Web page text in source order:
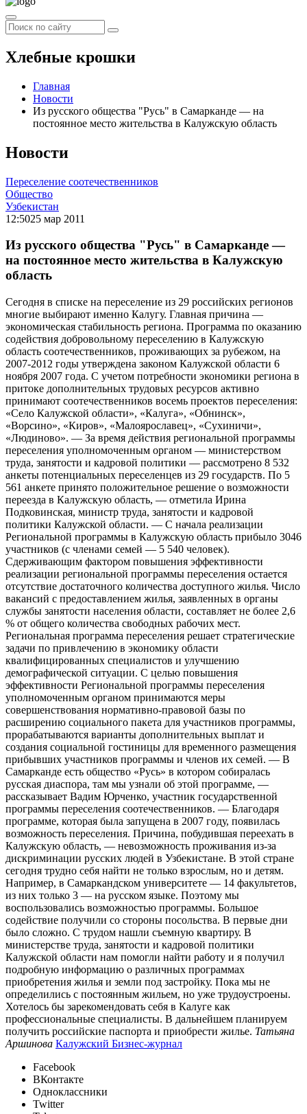
Хлебные крошки
Главная
Новости
Из русского общества "Русь" в Самарканде — на
постоянное место жительства в Калужскую область
Новости
Переселение соотечественников
Общество
Узбекистан
12:5025 мар 2011
Из русского общества "Русь" в Самарканде —
на постоянное место жительства в Калужскую
область
Сегодня в списке на переселение из 29 российских регионов
многие выбирают именно Калугу. Главная причина —
экономическая стабильность региона. Программа по оказанию
содействия добровольному переселению в Калужскую
область соотечественников, проживающих за рубежом, на
2007-2012 годы утверждена законом Калужской области 6
ноября 2007 года. С учетом потребности экономики региона в
притоке дополнительных трудовых ресурсов активно
принимают соотечественников восемь проектов переселения:
«Село Калужской области», «Калуга», «Обнинск»,
«Ворсино», «Киров», «Малоярославец», «Сухиничи»,
«Людиново». — За время действия региональной программы
переселения уполномоченным органом — министерством
труда, занятости и кадровой политики — рассмотрено 8 532
анкеты потенциальных переселенцев из 29 государств. По 5
561 анкете принято положительное решение о возможности
переезда в Калужскую область, — отметила Ирина
Подковинская, министр труда, занятости и кадровой
политики Калужской области. — С начала реализации
Региональной программы в Калужскую область прибыло 3046
участников (с членами семей — 5 540 человек).
Сдерживающим фактором повышения эффективности
реализации региональной программы переселения остается
отсутствие достаточного количества доступного жилья. Число
вакансий с предоставлением жилья, заявленных в органы
службы занятости населения области, составляет не более 2,6
% от общего количества свободных рабочих мест.
Региональная программа переселения решает стратегические
задачи по привлечению в экономику области
квалифицированных специалистов и улучшению
демографической ситуации. С целью повышения
эффективности Региональной программы переселения
уполномоченным органом принимаются меры
совершенствования нормативно-правовой базы по
расширению социального пакета для участников программы,
прорабатываются варианты дополнительных выплат и
создания социальной гостиницы для временного размещения
прибывших участников программы и членов их семей. — В
Самарканде есть общество «Русь» в котором собиралась
русская диаспора, там мы узнали об этой программе, —
рассказывает Вадим Юрченко, участник государственной
программы переселения соотечественников. — Благодаря
программе, которая была запущена в 2007 году, появилась
возможность переселения. Причина, побудившая переехать в
Калужскую область, — невозможность проживания из-за
дискриминации русских людей в Узбекистане. В этой стране
сегодня трудно себя найти не только взрослым, но и детям.
Например, в Самаркандском университете — 14 факультетов,
из них только 3 — на русском языке. Поэтому мы
воспользовались возможностью программы. Большое
содействие получили со стороны посольства. В первые дни
было сложно. С трудом нашли съемную квартиру. В
министерстве труда, занятости и кадровой политики
Калужской области нам помогли найти работу и я получил
подробную информацию о различных программах
приобретения жилья и земли под застройку. Пока мы не
определились с постоянным жильем, но уже трудоустроены.
Хотелось бы зарекомендовать себя в Калуге как
профессиональные специалисты. В дальнейшем планируем
получить российские паспорта и приобрести жилье. Татьяна
Аршинова Калужский Бизнес-журнал
Facebook
ВКонтакте
Одноклассники
Twitter